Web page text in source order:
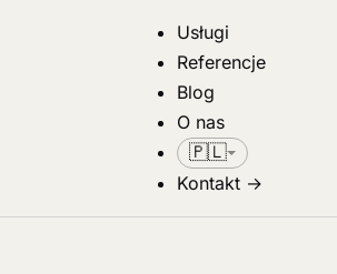
Usługi
Referencje
Blog
O nas
🇵🇱
Kontakt →